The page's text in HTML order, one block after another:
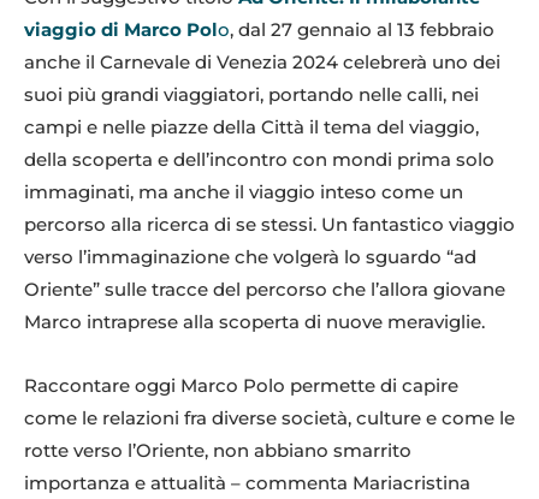
viaggio di Marco Polo, dal 27 gennaio al 13 febbraio
anche il Carnevale di Venezia 2024 celebrerà uno dei
suoi più grandi viaggiatori, portando nelle calli, nei
campi e nelle piazze della Città il tema del viaggio,
della scoperta e dell’incontro con mondi prima solo
immaginati, ma anche il viaggio inteso come un
percorso alla ricerca di se stessi. Un fantastico viaggio
verso l’immaginazione che volgerà lo sguardo “ad
Oriente” sulle tracce del percorso che l’allora giovane
Marco intraprese alla scoperta di nuove meraviglie.
Raccontare oggi Marco Polo permette di capire
come le relazioni fra diverse società, culture e come le
rotte verso l’Oriente, non abbiano smarrito
importanza e attualità – commenta Mariacristina